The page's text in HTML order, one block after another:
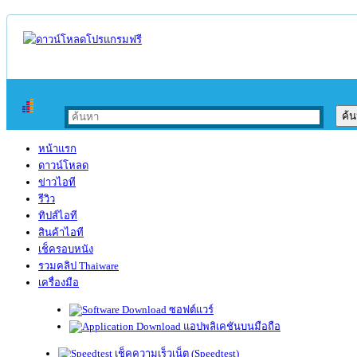
หน้าแรก
ดาวน์โหลด
ข่าวไอที
รีวิว
ทิปส์ไอที
สินค้าไอที
เช็ครอบหนัง
รวมคลิป Thaiware
เครื่องมือ
ซอฟต์แวร์
แอปพลิเคชันบนมือถือ
เช็คความเร็วเน็ต (Speedtest)